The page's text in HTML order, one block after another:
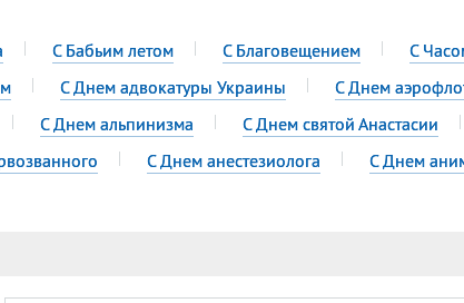
С Бабьим летом С Благовещением
С
С Днем адвокатуры Украины
С Днем
С Днем альпинизма
С Днем святой Анастасии
С Днем анестезиолога
С Днем